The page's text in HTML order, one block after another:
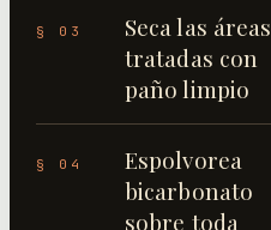
§ 03
Seca las áreas
tratadas con
paño limpio
§ 04
Espolvorea
bicarbonato
sobre toda